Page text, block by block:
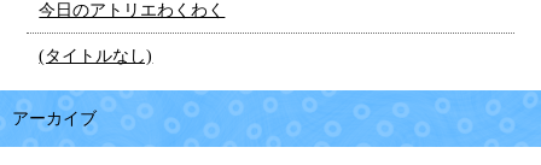
今日のアトリエわくわく
(タイトルなし)
アーカイブ